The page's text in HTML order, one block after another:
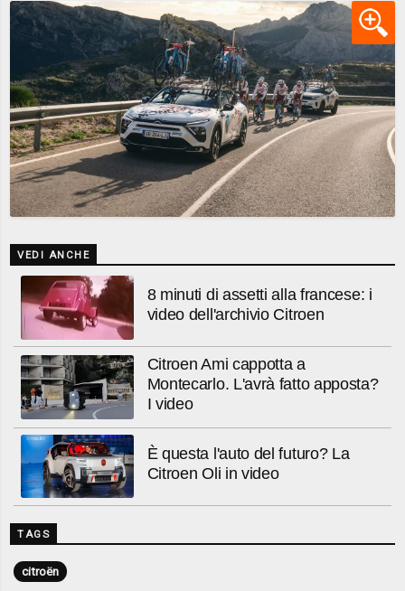
VEDI ANCHE
8 minuti di assetti alla francese: i
video dell'archivio Citroen
Citroen Ami cappotta a
Montecarlo. L'avrà fatto apposta?
I video
È questa l'auto del futuro? La
Citroen Oli in video
TAGS
citroën